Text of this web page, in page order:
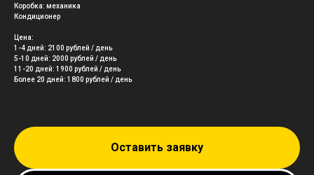
Коробка: механика
Кондиционер
Цена:
1-4 дней: 2100 рублей / день
5-10 дней: 2000 рублей / день
11-20 дней: 1900 рублей / день
Более 20 дней: 1800 рублей / день
Оставить заявку